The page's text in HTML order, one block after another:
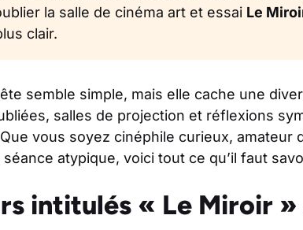
la salle de cinéma art et essai Le
clair.
semble simple, mais elle cache une
salles de projection et réflexions
vous soyez cinéphile curieux, amateur
atypique, voici tout ce qu’il faut
intitulés « Le Miroir »